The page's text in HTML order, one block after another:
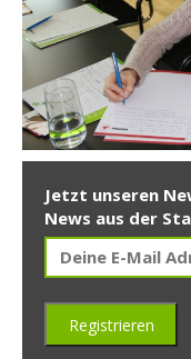
Jetzt unseren
News aus der